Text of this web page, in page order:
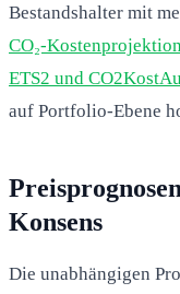
Bestandshalter mit
CO₂-
ETS2 und
auf Portfolio-Ebene
Konsens
Die unabhängigen